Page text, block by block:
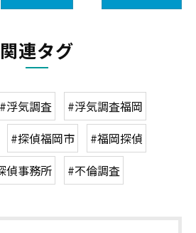
関連タグ
#浮気調査
#浮気調査福岡
#探偵福岡市
#福岡探偵
偵事務所
#不倫調査